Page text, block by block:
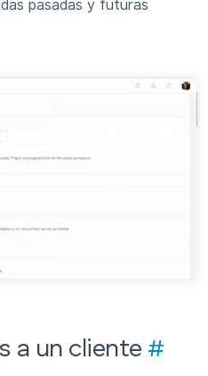
pasadas y futuras
a un cliente #